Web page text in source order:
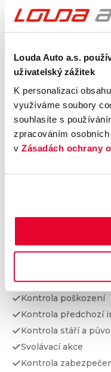
Louda Auto a.s.
uživatelský zážitek
K personalizaci
využíváme soubory
souhlasíte s
zpracováním
v Zásadách ochrany
Převodovka a spojka
Nápravy a podvozek
Výfuková soustava
Brzdy
Elektronické části
Karoserie
Kontrola najetých
Kontrola odcizení
Kontrola taxi
Kontrola poškození
Kontrola předchozí
Kontrola stáří a
Svolávací akce
Kontrola